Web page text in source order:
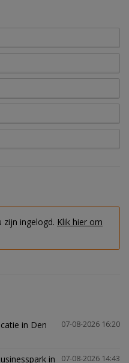
zijn ingelogd. Klik hier om
07-08-2026 16:20
in Den
07-08-2026 14:43
in